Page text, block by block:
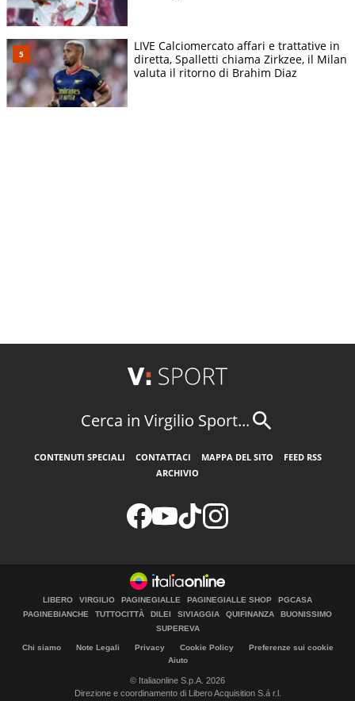
LIVE Calciomercato affari e trattative in
diretta, Spalletti chiama Zirkzee, il Milan
valuta il ritorno di Brahim Diaz
Cerca in Virgilio Sport...
CONTENUTI SPECIALI CONTATTACI MAPPA DEL SITO
FEED RSS
ARCHIVIO
LIBERO VIRGILIO PAGINEGIALLE PAGINEGIALLE SHOP
PGCASA
PAGINEBIANCHE
TUTTOCITTÀ DILEI SIVIAGGIA QUIFINANZA
BUONISSIMO
SUPEREVA
Chi siamo Note Legali Privacy Cookie Policy
Preferenze sui cookie
Aiuto
© Italiaonline S.p.A. 2026
Direzione e coordinamento di Libero Acquisition S.á r.l.